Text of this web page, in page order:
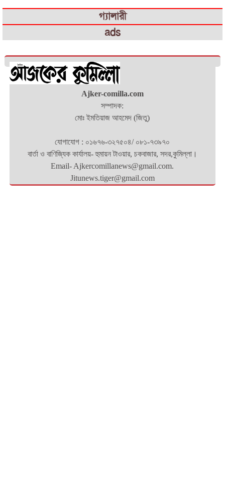
গ্যালারী
ads
Ajker-comilla.com
সম্পাদক:
মোঃ ইমতিয়াজ আহমেদ (জিতু)
যোগাযোগ : ০১৬৭৬-৩২৭৫০৪/ ০৮১-৭৩৯৭০
বার্তা ও বাণিজ্যিক কার্যালয়- হুমায়ন টাওয়ার, চকবাজার, সদর,কুমিল্লা।
Email- Ajkercomillanews@gmail.com.
Jitunews.tiger@gmail.com